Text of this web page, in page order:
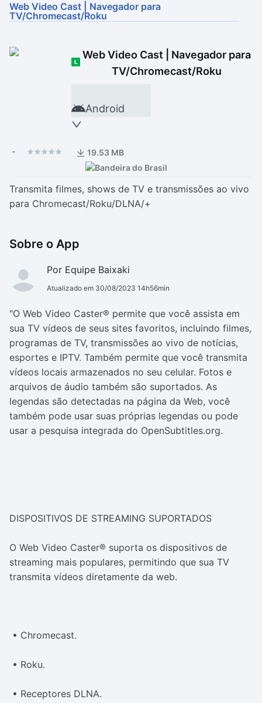
Drivers
Ver mais
Outros
Ver mais
Web Video Cast | Navegador para
TV/Chromecast/Roku
Web Video Cast | Navegador para
TV/Chromecast/Roku
Android
- 19.53 MB
Transmita filmes, shows de TV e transmissões ao vivo
para Chromecast/Roku/DLNA/+
Sobre o App
Por Equipe Baixaki
Atualizado em 30/08/2023 14h56min
"O Web Video Caster® permite que você assista em
sua TV vídeos de seus sites favoritos, incluindo filmes,
programas de TV, transmissões ao vivo de notícias,
esportes e IPTV. Também permite que você transmita
vídeos locais armazenados no seu celular. Fotos e
arquivos de áudio também são suportados. As
legendas são detectadas na página da Web, você
também pode usar suas próprias legendas ou pode
usar a pesquisa integrada do OpenSubtitles.org.
DISPOSITIVOS DE STREAMING SUPORTADOS
O Web Video Caster® suporta os dispositivos de
streaming mais populares, permitindo que sua TV
transmita vídeos diretamente da web.
• Chromecast.
• Roku.
• Receptores DLNA.